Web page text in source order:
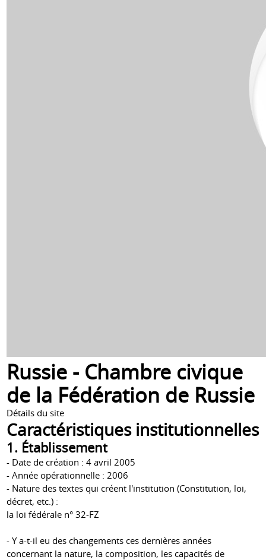
Russie - Chambre civique
de la Fédération de Russie
Détails du site
Caractéristiques institutionnelles
1. Établissement
- Date de création : 4 avril 2005
- Année opérationnelle : 2006
- Nature des textes qui créent l'institution (Constitution, loi,
décret, etc.) :
la loi fédérale n° 32-FZ
- Y a-t-il eu des changements ces dernières années
concernant la nature, la composition, les capacités de